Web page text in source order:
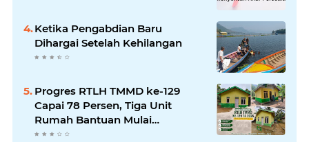
Ketika Pengabdian Baru
Dihargai Setelah Kehilangan
Progres RTLH TMMD ke-129
Capai 78 Persen, Tiga Unit
Rumah Bantuan Mulai
Rampung